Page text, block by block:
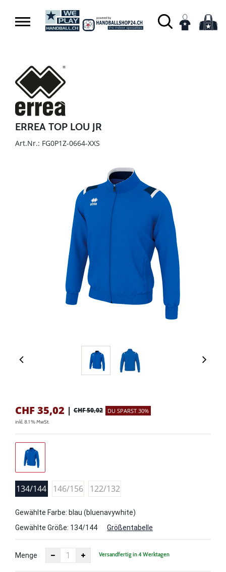
ERREA TOP LOU JR
Art.Nr.: FG0P1Z-0664-XXS
CHF 35,02 | CHF 50,02 DU SPARST 30%
inkl. 8.1 % MwSt.
134/144 146/156 122/132
Gewählte Farbe: blau (bluenavywhite)
Gewählte Größe: 134/144 Größentabelle
Menge Versandfertig in 4 Werktagen